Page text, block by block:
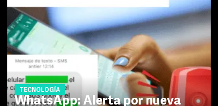
TECNOLOGÍA
WhatsApp: Alerta por nueva